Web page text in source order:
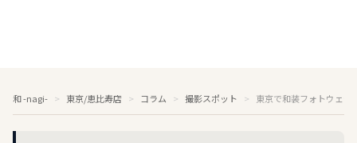
和 -nagi- 東京/恵比寿店 コラム 撮影スポット 東京で和装フォトウェデ